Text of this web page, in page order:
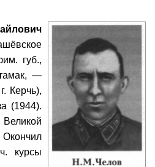
губ.,
—
Керчь),
(1944).
курсы